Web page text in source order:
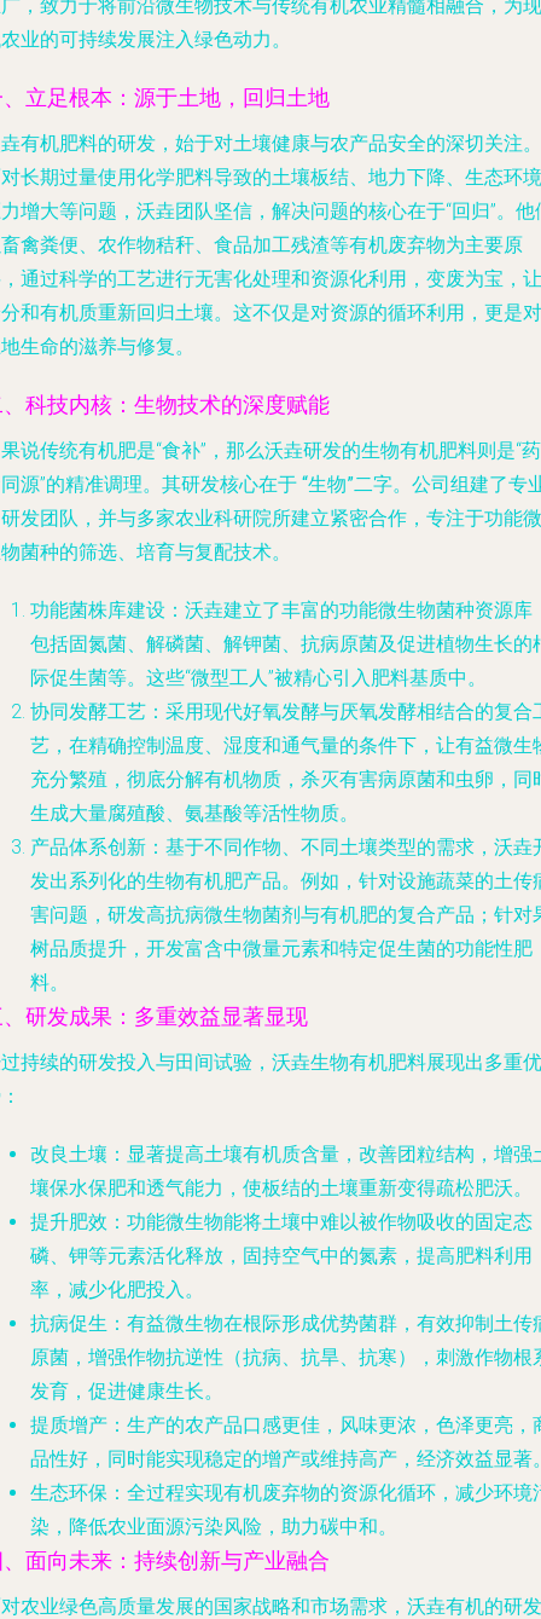
，致力于将前沿微生物技术与传统有机农业精髓相融合，为现
业的可持续发展注入绿色动力。
立足根本：源于土地，回归土地
有机肥料的研发，始于对土壤健康与农产品安全的深切关注。
长期过量使用化学肥料导致的土壤板结、地力下降、生态环境
增大等问题，沃垚团队坚信，解决问题的核心在于“回归”。他
禽粪便、农作物秸秆、食品加工残渣等有机废弃物为主要原
通过科学的工艺进行无害化处理和资源化利用，变废为宝，让
和有机质重新回归土壤。这不仅是对资源的循环利用，更是对
生命的滋养与修复。
科技内核：生物技术的深度赋能
说传统有机肥是“食补”，那么沃垚研发的生物有机肥料则是“药
源”的精准调理。其研发核心在于 “生物”二字。公司组建了专
发团队，并与多家农业科研院所建立紧密合作，专注于功能微
菌种的筛选、培育与复配技术。
功能菌株库建设 ：沃垚建立了丰富的功能微生物菌种资源库
包括固氮菌、解磷菌、解钾菌、抗病原菌及促进植物生长的
际促生菌等。这些“微型工人”被精心引入肥料基质中。
协同发酵工艺 ：采用现代好氧发酵与厌氧发酵相结合的复合
艺，在精确控制温度、湿度和通气量的条件下，让有益微生
充分繁殖，彻底分解有机物质，杀灭有害病原菌和虫卵，同
生成大量腐殖酸、氨基酸等活性物质。
产品体系创新 ：基于不同作物、不同土壤类型的需求，沃垚
发出系列化的生物有机肥产品。例如，针对设施蔬菜的土传
害问题，研发高抗病微生物菌剂与有机肥的复合产品；针对
树品质提升，开发富含中微量元素和特定促生菌的功能性肥
料。
研发成果：多重效益显著显现
持续的研发投入与田间试验，沃垚生物有机肥料展现出多重优
改良土壤 ：显著提高土壤有机质含量，改善团粒结构，增强
壤保水保肥和透气能力，使板结的土壤重新变得疏松肥沃。
提升肥效 ：功能微生物能将土壤中难以被作物吸收的固定态
磷、钾等元素活化释放，固持空气中的氮素，提高肥料利用
率，减少化肥投入。
抗病促生 ：有益微生物在根际形成优势菌群，有效抑制土传
原菌，增强作物抗逆性（抗病、抗旱、抗寒），刺激作物根
发育，促进健康生长。
提质增产 ：生产的农产品口感更佳，风味更浓，色泽更亮，
品性好，同时能实现稳定的增产或维持高产，经济效益显著
生态环保 ：全过程实现有机废弃物的资源化循环，减少环境
染，降低农业面源污染风险，助力碳中和。
面向未来：持续创新与产业融合
农业绿色高质量发展的国家战略和市场需求，沃垚有机的研发